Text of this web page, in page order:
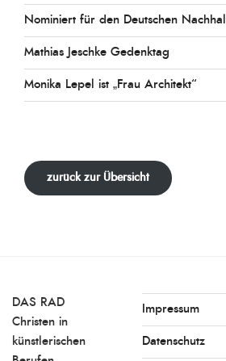
Nominiert für den Deutschen
Mathias Jeschke Gedenktag
Monika Lepel ist „Frau Architekt“
zurück zur Übersicht
DAS RAD
Christen in
künstlerischen
Impressum
Datenschutz